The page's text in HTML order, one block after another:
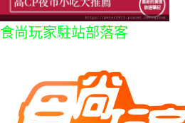
食尚玩家駐站部落客